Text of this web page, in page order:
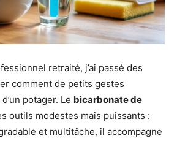
retraité, j’ai passé des
comment de petits gestes
potager. Le bicarbonate de
outils modestes mais puissants :
et multitâche, il accompagne